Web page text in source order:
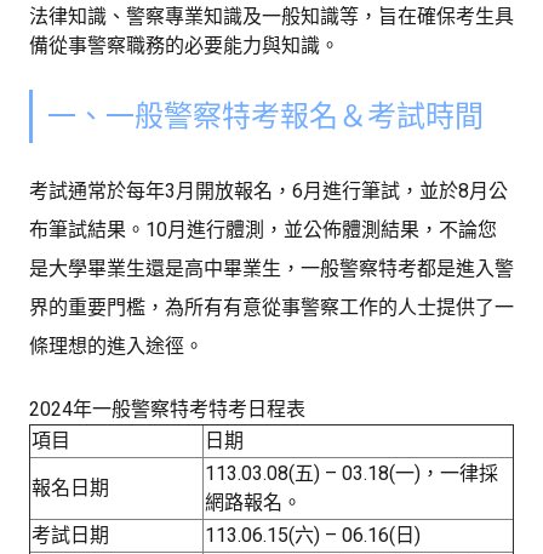
法律知識、警察專業知識及一般知識等，旨在確保考生具
備從事警察職務的必要能力與知識。
一、一般警察特考報名＆考試時間
考試通常於每年3月開放報名，6月進行筆試，並於8月公
布筆試結果。10月進行體測，並公佈體測結果，不論您
是大學畢業生還是高中畢業生，一般警察特考都是進入警
界的重要門檻，為所有有意從事警察工作的人士提供了一
條理想的進入途徑。
2024年一般警察特考特考日程表
項目
日期
報名日期
113.03.08(五) – 03.18(一)，一律採
網路報名。
考試日期
113.06.15(六) – 06.16(日)